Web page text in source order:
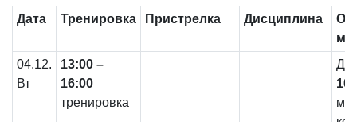
Дата Тренировка Пристрелка Дисциплина
04.12.
Вт
13:00 –
16:00
тренировка